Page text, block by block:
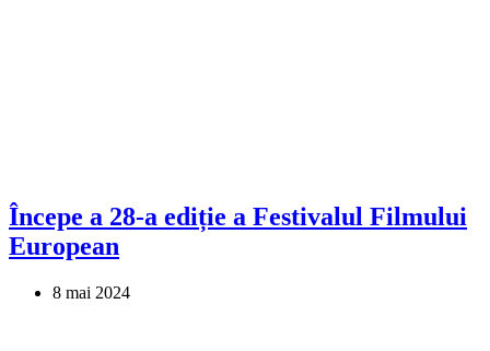
Începe a 28-a ediție a Festivalul Filmului
European
8 mai 2024